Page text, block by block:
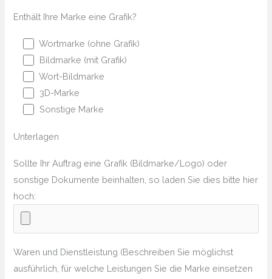
Enthält Ihre Marke eine Grafik?
Wortmarke (ohne Grafik)
Bildmarke (mit Grafik)
Wort-Bildmarke
3D-Marke
Sonstige Marke
Unterlagen
Sollte Ihr Auftrag eine Grafik (Bildmarke/Logo) oder
sonstige Dokumente beinhalten, so laden Sie dies bitte hier
hoch:
Waren und Dienstleistung (Beschreiben Sie möglichst
ausführlich, für welche Leistungen Sie die Marke einsetzen